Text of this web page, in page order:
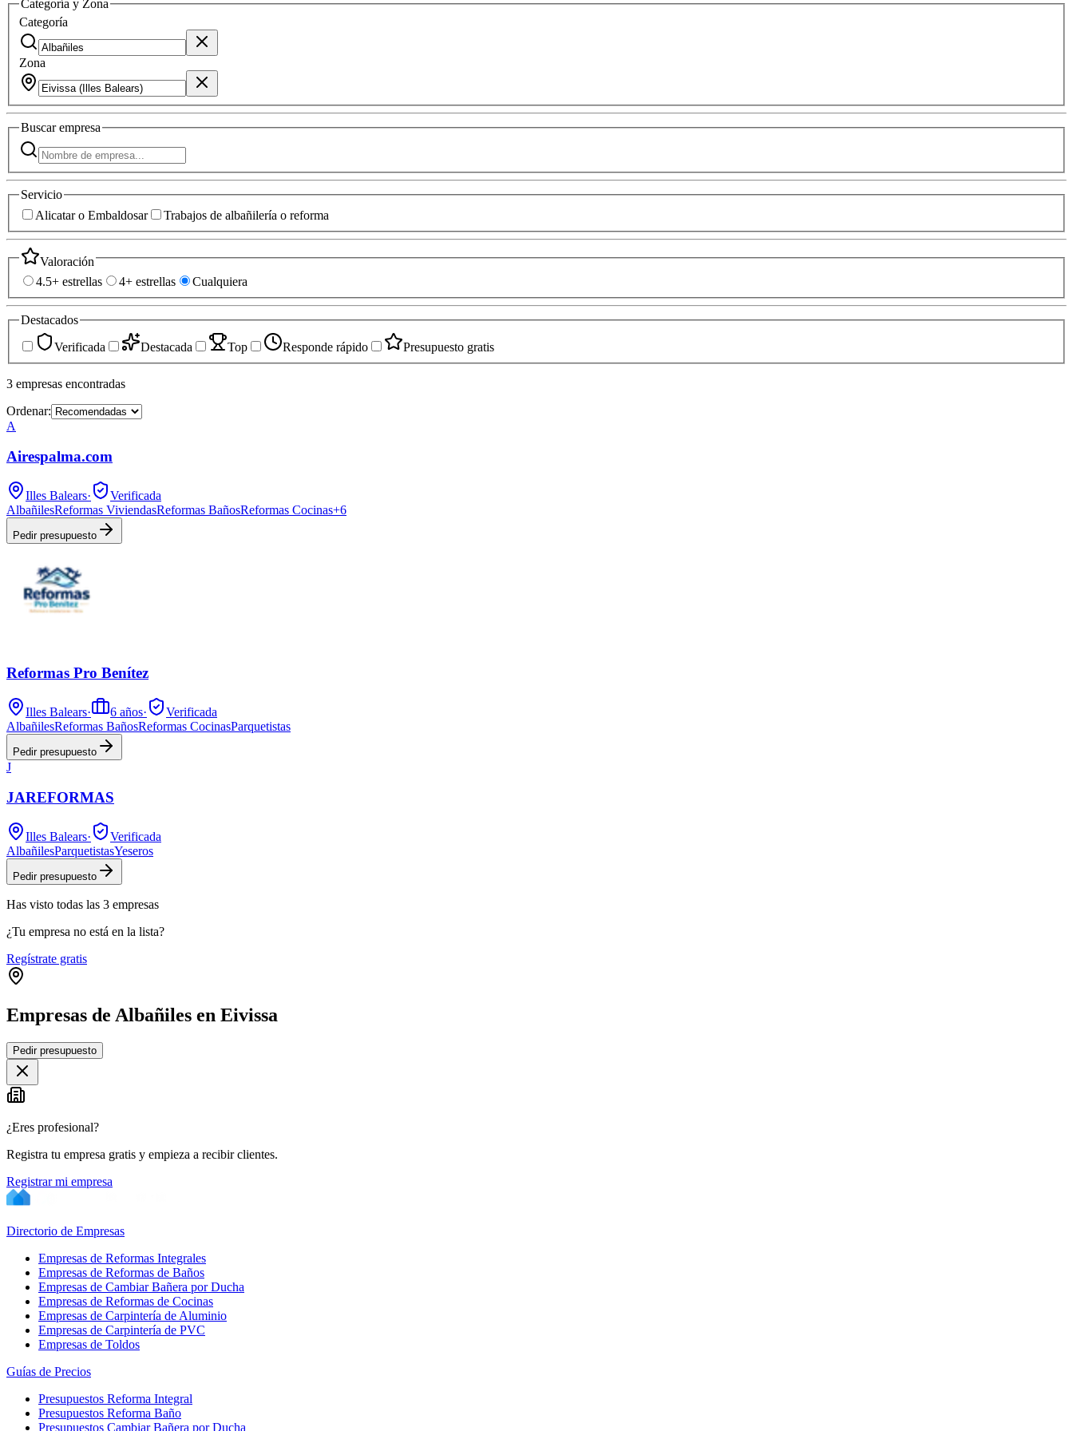
Categoría y Zona
Categoría
Zona
Buscarempresa
Servicio
Alicatar o Embaldosar
Trabajos de albañilería o reforma
Valoración
4.5+ estrellas
4+ estrellas Cualquiera
Destacados
Verificada
Destacada Top Responde rápido Presupuesto gratis
3 empresas encontradas
Ordenar:
A
Airespalma.com
Illes Balears·
Verificada
AlbañilesReformas ViviendasReformas BañosReformas Cocinas+6
Pedir presupuesto
Reformas Pro Benítez
Illes Balears· 6 años·
Verificada
AlbañilesReformas BañosReformas CocinasParquetistas
Pedir presupuesto
J
JAREFORMAS
Illes Balears·
Verificada
AlbañilesParquetistasYeseros
Pedir presupuesto
Has visto todas las 3 empresas
¿Tu empresa no está en la lista?
Regístrate gratis
Empresas de Albañiles en Eivissa
+
−
Pedir presupuesto
¿Eres profesional?
Registra tu empresa gratis y empieza a recibir clientes.
Registrar mi empresa
Directorio de Empresas
Empresas de Reformas Integrales
Empresas de Reformas de Baños
Empresas de Cambiar Bañera por Ducha
Empresas de Reformas de Cocinas
Empresas de Carpintería de Aluminio
Empresas de Carpintería de PVC
Empresas de Toldos
Guías de Precios
Presupuestos Reforma Integral
Presupuestos Reforma Baño
Presupuestos Cambiar Bañera por Ducha